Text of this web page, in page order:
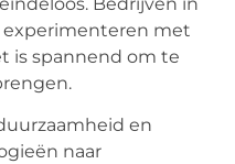
met
is spannend om te
en
naar